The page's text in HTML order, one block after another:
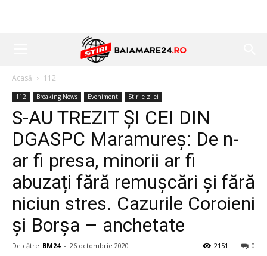
Acasă 112
112 Breaking News Eveniment Stirile zilei
S-AU TREZIT ȘI CEI DIN
DGASPC Maramureș: De n-
ar fi presa, minorii ar fi
abuzați fără remușcări și fără
niciun stres. Cazurile Coroieni
și Borșa – anchetate
De către BM24 - 26 octombrie 2020 0
2151